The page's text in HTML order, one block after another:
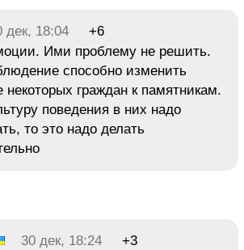
дек, 18:04
+6
Ими проблему не решить.
способно изменить
некоторых граждан к памятникам.
поведения в них надо
то это надо делать
30 дек, 18:24 +3